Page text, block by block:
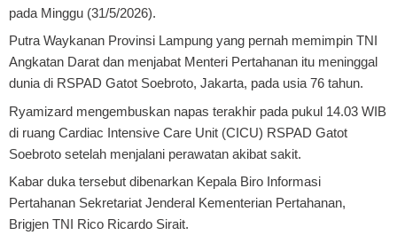
pada Minggu (31/5/2026).
Putra Waykanan Provinsi Lampung yang pernah memimpin TNI
Angkatan Darat dan menjabat Menteri Pertahanan itu meninggal
dunia di RSPAD Gatot Soebroto, Jakarta, pada usia 76 tahun.
Ryamizard mengembuskan napas terakhir pada pukul 14.03 WIB
di ruang Cardiac Intensive Care Unit (CICU) RSPAD Gatot
Soebroto setelah menjalani perawatan akibat sakit.
Kabar duka tersebut dibenarkan Kepala Biro Informasi
Pertahanan Sekretariat Jenderal Kementerian Pertahanan,
Brigjen TNI Rico Ricardo Sirait.